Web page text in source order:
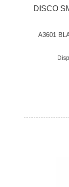
DISCO
A3601